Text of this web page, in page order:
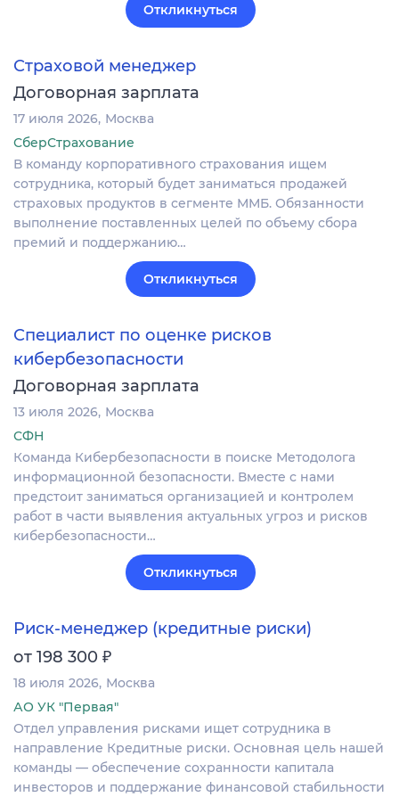
Откликнуться
Страховой менеджер
Договорная зарплата
17 июля 2026 Москва
СберСтрахование
В команду корпоративного страхования ищем
сотрудника, который будет заниматься продажей
страховых продуктов в сегменте ММБ. Обязанности
выполнение поставленных целей по объему сбора
премий и поддержанию…
Откликнуться
Специалист по оценке рисков
кибербезопасности
Договорная зарплата
13 июля 2026 Москва
СФН
Команда Кибербезопасности в поиске Методолога
информационной безопасности. Вместе с нами
предстоит заниматься организацией и контролем
работ в части выявления актуальных угроз и рисков
кибербезопасности…
Откликнуться
Риск-менеджер (кредитные риски)
от 198 300 ₽
18 июля 2026 Москва
АО УК "Первая"
Отдел управления рисками ищет сотрудника в
направление Кредитные риски. Основная цель нашей
команды — обеспечение сохранности капитала
инвесторов и поддержание финансовой стабильности